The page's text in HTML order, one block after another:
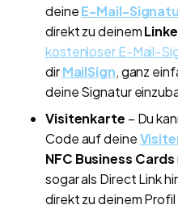
deineE-Mail-
direkt zu deinem
kostenloser E-Mail-
dirMailSign, ganz
deine Signatur
Visitenkarte – Du
Code auf deine
NFC Business Cards
sogar als Direct Link
direkt zu deinem